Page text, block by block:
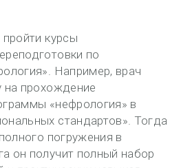
курсы
по
Например, врач
на прохождение
«нефрология» в
стандартов». Тогда
погружения в
он получит полный набор